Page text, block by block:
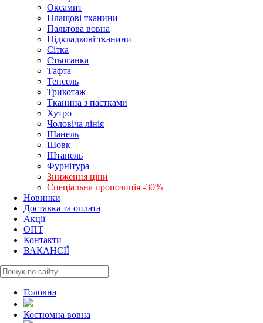
Оксамит
Плащові тканини
Пальтова вовна
Підкладкові тканини
Сітка
Стьоганка
Тафта
Тенсель
Трикотаж
Тканина з паєтками
Хутро
Чоловіча лінія
Шанель
Шовк
Штапель
Фурнітура
Зниження ціни
Спеціальна пропозиція -30%
Новинки
Доставка та оплата
Акції
ОПТ
Контакти
ВАКАНСІЇ
Головна
Костюмна вовна